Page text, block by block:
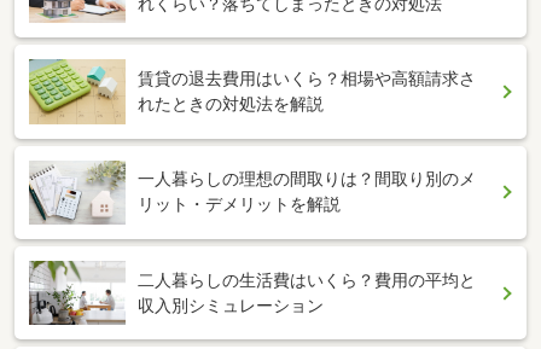
賃貸の退去費用はいくら？相場や高額請求さ
れたときの対処法を解説
一人暮らしの理想の間取りは？間取り別のメ
リット・デメリットを解説
二人暮らしの生活費はいくら？費用の平均と
収入別シミュレーション